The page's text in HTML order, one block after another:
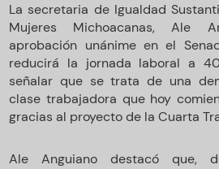
La secretaria de Igualdad
Mujeres Michoacanas, Ale
aprobación unánime en el
reducirá la jornada laboral a
señalar que se trata de una
clase trabajadora que hoy
gracias al proyecto de la Cuarta
Ale Anguiano destacó que,